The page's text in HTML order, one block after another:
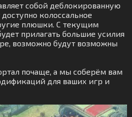
собой деблокированную
колоссальное
плюшки. С текущим
прилагать большие усилия
возможно будут возможны
почаще, а мы соберём вам
для ваших игр и